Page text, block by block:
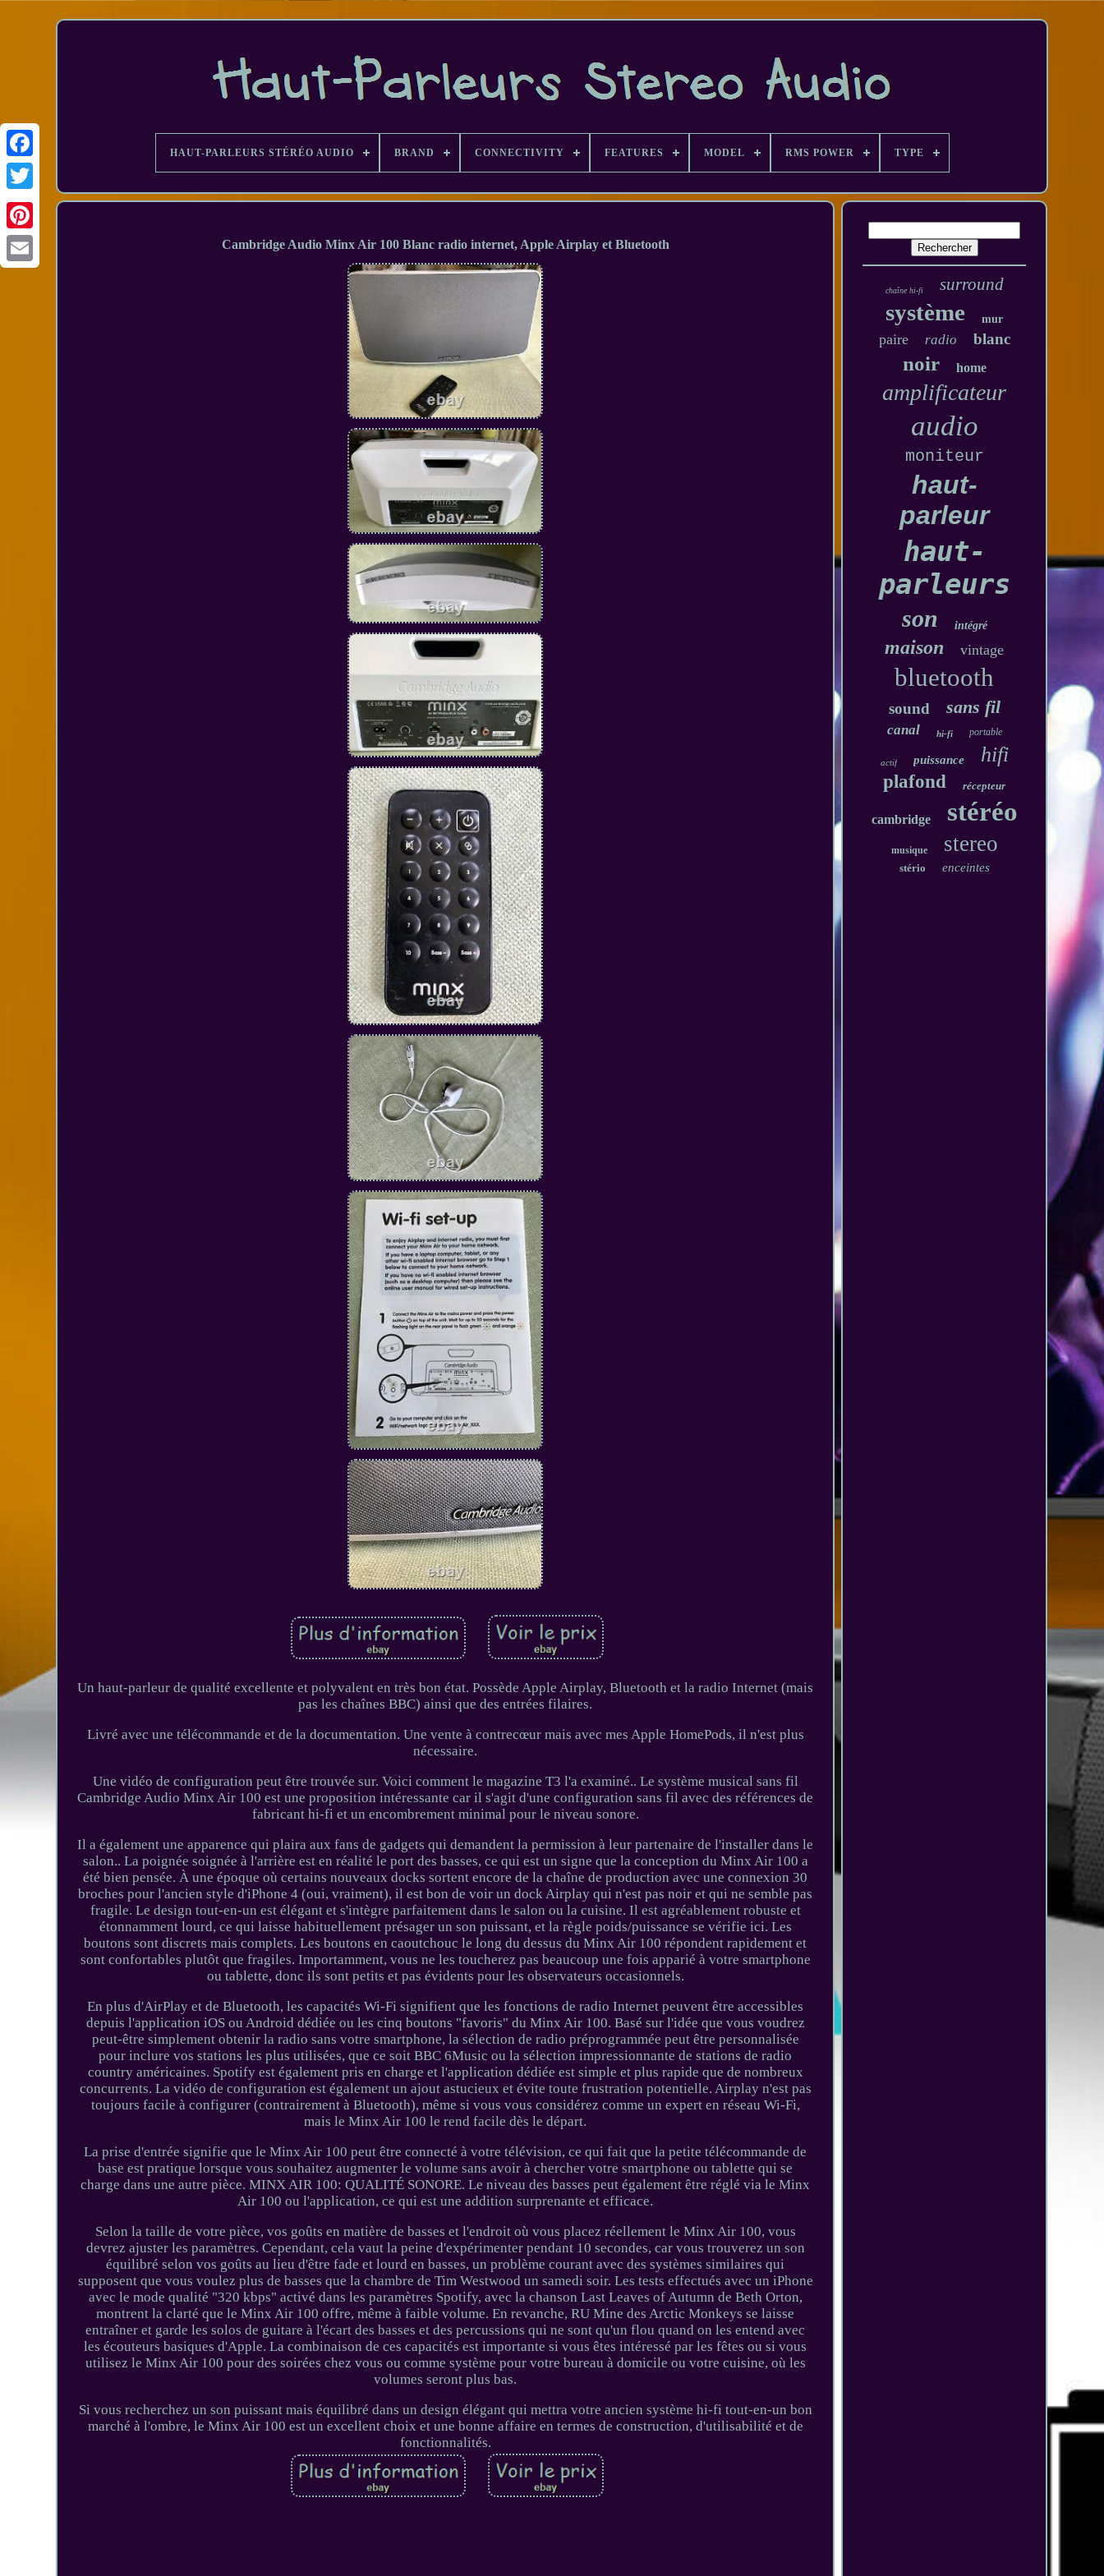
Facebook
HAUT-PARLEURS STÉRÉO AUDIO BRAND CONNECTIVITY FEATURES MODEL RMS POWER TYPE
Cambridge Audio Minx Air 100 Blanc radio internet, Apple Airplay et Bluetooth
Un haut-parleur de qualité excellente et polyvalent en très bon état. Possède Apple Airplay, Bluetooth et la radio Internet (mais
pas les chaînes BBC) ainsi que des entrées filaires.
Livré avec une télécommande et de la documentation. Une vente à contrecœur mais avec mes Apple HomePods, il n'est plus
nécessaire.
Une vidéo de configuration peut être trouvée sur. Voici comment le magazine T3 l'a examiné.. Le système musical sans fil
Cambridge Audio Minx Air 100 est une proposition intéressante car il s'agit d'une configuration sans fil avec des références de
fabricant hi-fi et un encombrement minimal pour le niveau sonore.
Il a également une apparence qui plaira aux fans de gadgets qui demandent la permission à leur partenaire de l'installer dans le
salon.. La poignée soignée à l'arrière est en réalité le port des basses, ce qui est un signe que la conception du Minx Air 100 a
été bien pensée. À une époque où certains nouveaux docks sortent encore de la chaîne de production avec une connexion 30
broches pour l'ancien style d'iPhone 4 (oui, vraiment), il est bon de voir un dock Airplay qui n'est pas noir et qui ne semble pas
fragile. Le design tout-en-un est élégant et s'intègre parfaitement dans le salon ou la cuisine. Il est agréablement robuste et
étonnamment lourd, ce qui laisse habituellement présager un son puissant, et la règle poids/puissance se vérifie ici. Les
boutons sont discrets mais complets. Les boutons en caoutchouc le long du dessus du Minx Air 100 répondent rapidement et
sont confortables plutôt que fragiles. Importamment, vous ne les toucherez pas beaucoup une fois apparié à votre smartphone
ou tablette, donc ils sont petits et pas évidents pour les observateurs occasionnels.
En plus d'AirPlay et de Bluetooth, les capacités Wi-Fi signifient que les fonctions de radio Internet peuvent être accessibles
depuis l'application iOS ou Android dédiée ou les cinq boutons "favoris" du Minx Air 100. Basé sur l'idée que vous voudrez
peut-être simplement obtenir la radio sans votre smartphone, la sélection de radio préprogrammée peut être personnalisée
pour inclure vos stations les plus utilisées, que ce soit BBC 6Music ou la sélection impressionnante de stations de radio
country américaines. Spotify est également pris en charge et l'application dédiée est simple et plus rapide que de nombreux
concurrents. La vidéo de configuration est également un ajout astucieux et évite toute frustration potentielle. Airplay n'est pas
toujours facile à configurer (contrairement à Bluetooth), même si vous vous considérez comme un expert en réseau Wi-Fi,
mais le Minx Air 100 le rend facile dès le départ.
La prise d'entrée signifie que le Minx Air 100 peut être connecté à votre télévision, ce qui fait que la petite télécommande de
base est pratique lorsque vous souhaitez augmenter le volume sans avoir à chercher votre smartphone ou tablette qui se
charge dans une autre pièce. MINX AIR 100: QUALITÉ SONORE. Le niveau des basses peut également être réglé via le Minx
Air 100 ou l'application, ce qui est une addition surprenante et efficace.
Selon la taille de votre pièce, vos goûts en matière de basses et l'endroit où vous placez réellement le Minx Air 100, vous
devrez ajuster les paramètres. Cependant, cela vaut la peine d'expérimenter pendant 10 secondes, car vous trouverez un son
équilibré selon vos goûts au lieu d'être fade et lourd en basses, un problème courant avec des systèmes similaires qui
supposent que vous voulez plus de basses que la chambre de Tim Westwood un samedi soir. Les tests effectués avec un iPhone
avec le mode qualité "320 kbps" activé dans les paramètres Spotify, avec la chanson Last Leaves of Autumn de Beth Orton,
montrent la clarté que le Minx Air 100 offre, même à faible volume. En revanche, RU Mine des Arctic Monkeys se laisse
entraîner et garde les solos de guitare à l'écart des basses et des percussions qui ne sont qu'un flou quand on les entend avec
les écouteurs basiques d'Apple. La combinaison de ces capacités est importante si vous êtes intéressé par les fêtes ou si vous
utilisez le Minx Air 100 pour des soirées chez vous ou comme système pour votre bureau à domicile ou votre cuisine, où les
volumes seront plus bas.
Si vous recherchez un son puissant mais équilibré dans un design élégant qui mettra votre ancien système hi-fi tout-en-un bon
marché à l'ombre, le Minx Air 100 est un excellent choix et une bonne affaire en termes de construction, d'utilisabilité et de
fonctionnalités.
chaîne hi-fi surround
système mur
paire radio blanc
noir home
amplificateur
audio
moniteur
haut-
parleur
haut-
parleurs
son intégré
maison vintage
bluetooth
sound sans fil
canal hi-fi portable
actif puissance hifi
plafond récepteur
cambridge stéréo
musique stereo
stério enceintes